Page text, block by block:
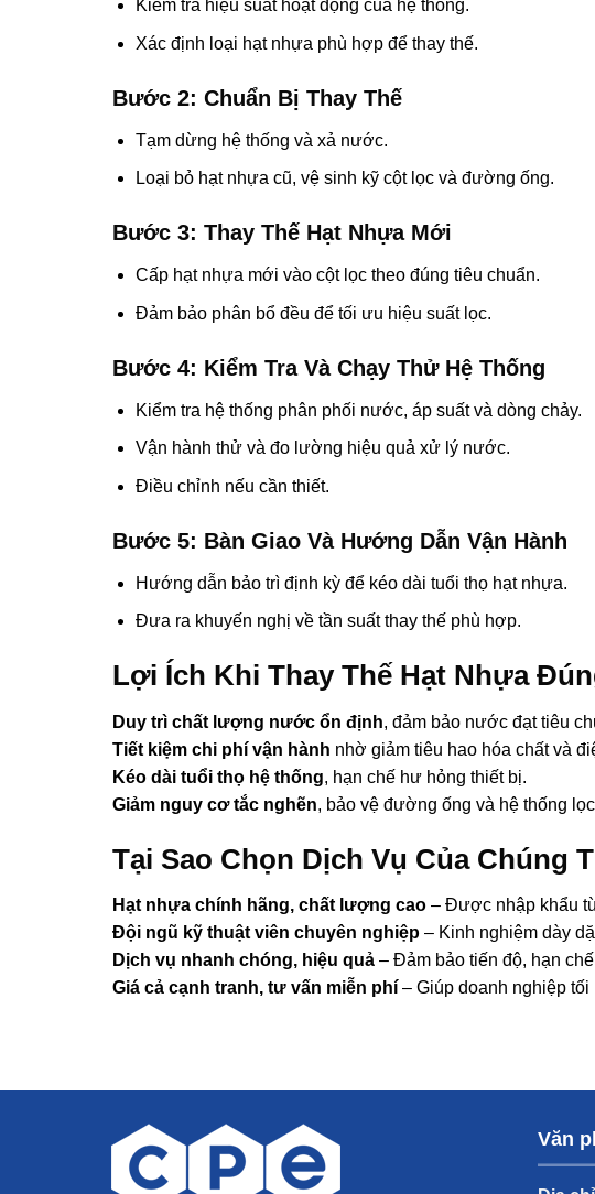
Kiểm tra hiệu suất hoạt động của hệ thống.
Xác định loại hạt nhựa phù hợp để thay thế.
Bước 2: Chuẩn Bị Thay Thế
Tạm dừng hệ thống và xả nước.
Loại bỏ hạt nhựa cũ, vệ sinh kỹ cột lọc và đường ống.
Bước 3: Thay Thế Hạt Nhựa Mới
Cấp hạt nhựa mới vào cột lọc theo đúng tiêu chuẩn.
Đảm bảo phân bổ đều để tối ưu hiệu suất lọc.
Bước 4: Kiểm Tra Và Chạy Thử Hệ Thống
Kiểm tra hệ thống phân phối nước, áp suất và dòng chảy.
Vận hành thử và đo lường hiệu quả xử lý nước.
Điều chỉnh nếu cần thiết.
Bước 5: Bàn Giao Và Hướng Dẫn Vận Hành
Hướng dẫn bảo trì định kỳ để kéo dài tuổi thọ hạt nhựa.
Đưa ra khuyến nghị về tần suất thay thế phù hợp.
Lợi Ích Khi Thay Thế Hạt Nhựa
Duy trì chất lượng nước ổn định, đảm bảo nước đạt tiêu
Tiết kiệm chi phí vận hành nhờ giảm tiêu hao hóa chất và
Kéo dài tuổi thọ hệ thống, hạn chế hư hỏng thiết bị.
Giảm nguy cơ tắc nghẽn, bảo vệ đường ống và hệ thống
Tại Sao Chọn Dịch Vụ Của Chúng
Hạt nhựa chính hãng, chất lượng cao – Được nhập khẩu
Đội ngũ kỹ thuật viên chuyên nghiệp – Kinh nghiệm dày
Dịch vụ nhanh chóng, hiệu quả – Đảm bảo tiến độ, hạn
Giá cả cạnh tranh, tư vấn miễn phí – Giúp doanh nghiệp
Văn